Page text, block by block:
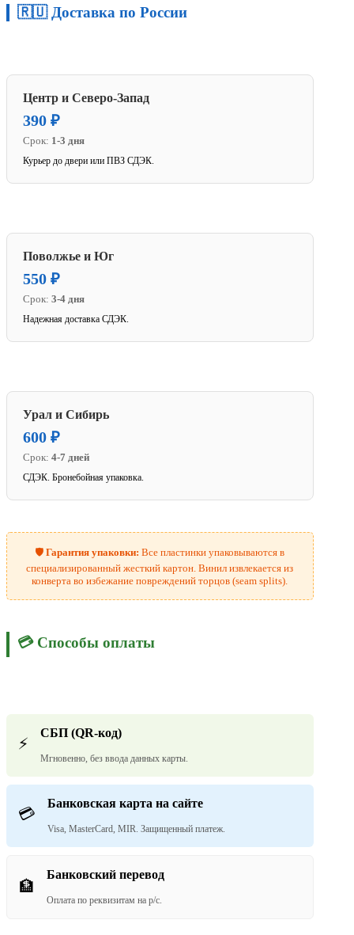
🇷🇺 Доставка по России
Центр и Северо-Запад
390 ₽
Срок: 1-3 дня
Курьер до двери или ПВЗ СДЭК.
Поволжье и Юг
550 ₽
Срок: 3-4 дня
Надежная доставка СДЭК.
Урал и Сибирь
600 ₽
Срок: 4-7 дней
СДЭК. Бронебойная упаковка.
🛡️Гарантия упаковки: Все пластинки упаковываются в
специализированный жесткий картон. Винил извлекается из
конверта во избежание повреждений торцов (seam splits).
💳 Способы оплаты
⚡
СБП (QR-код)
Мгновенно, без ввода данных карты.
💳
Банковская карта на сайте
Visa, MasterCard, MIR. Защищенный платеж.
🏦
Банковский перевод
Оплата по реквизитам на р/с.